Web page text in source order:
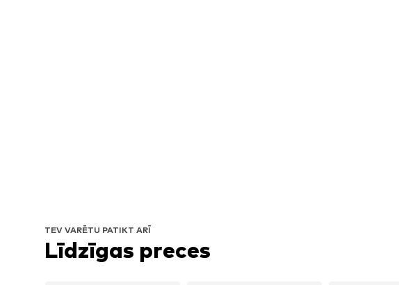
TEV VARĒTU PATIKT ARĪ
Līdzīgas preces